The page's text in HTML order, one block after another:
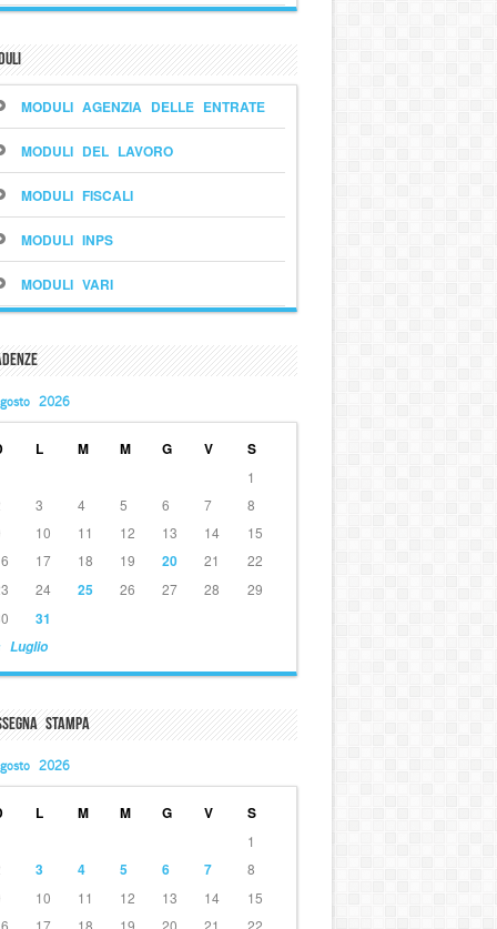
MODULI AGENZIA DELLE ENTRATE
MODULI DEL LAVORO
MODULI FISCALI
MODULI INPS
MODULI VARI
2026
L M M G V S
Luglio
1
3 4 5 6 7
8
10 11 12 13 14
15
17 18 19 20 21
22
24 25 26 27 28
29
31
Stampa
2026
L M M G V S
1
3 4 5 6 7
8
10 11 12 13 14
15
17 18 19 20 21 22